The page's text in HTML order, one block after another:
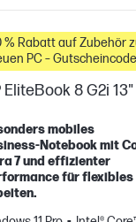
% Rabatt auf Zubehör
PC –
EliteBook 8 G2i 13"
mobiles
mit
7 und effizienter
für flexibles